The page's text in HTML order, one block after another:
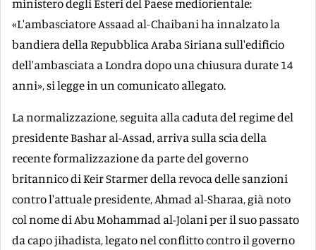
ministero degli Esteri del Paese mediorientale:
«L'ambasciatore Assaad al-Chaibani ha innalzato la
bandiera della Repubblica Araba Siriana sull'edificio
dell'ambasciata a Londra dopo una chiusura durate 14
anni», si legge in un comunicato allegato.
La normalizzazione, seguita alla caduta del regime del
presidente Bashar al-Assad, arriva sulla scia della
recente formalizzazione da parte del governo
britannico di Keir Starmer della revoca delle sanzioni
contro l'attuale presidente, Ahmad al-Sharaa, già noto
col nome di Abu Mohammad al-Jolani per il suo passato
da capo jihadista, legato nel conflitto contro il governo